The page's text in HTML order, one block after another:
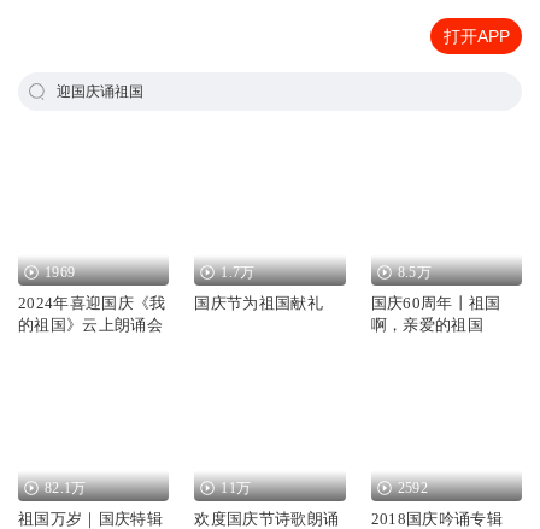
打开APP
迎国庆诵祖国
1969
2024年喜迎国庆《我
的祖国》云上朗诵会
1.7万
国庆节为祖国献礼
8.5万
国庆60周年丨祖国
啊，亲爱的祖国
82.1万
祖国万岁｜国庆特辑
11万
欢度国庆节诗歌朗诵
2592
2018国庆吟诵专辑